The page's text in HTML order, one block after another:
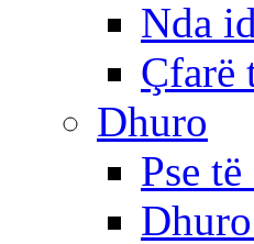
Nda
Çfarë
Dhuro
Pse